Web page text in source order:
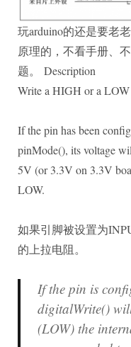
玩arduino的还是要老
原理的，不看手册、
题。 Description
Write a HIGH or a
If the pin has been
pinMode(), its voltage
5V (or 3.3V on 3.3V
LOW.
如果引脚被设置为
的上拉电阻。
If the pin is
digitalWrite()
(LOW) the